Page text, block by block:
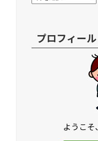
プロフィール
ようこそ、